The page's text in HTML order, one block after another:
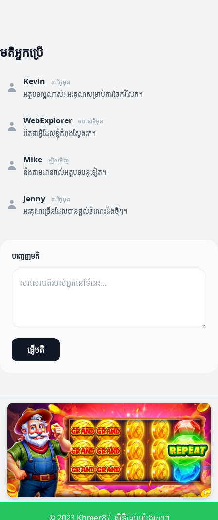
មតិអ្នកប្រើ
Kevin ៣ ថ្ងៃមុន
អត្ថបទល្អណាស់! អរគុណសម្រាប់ការចែករំលែក។
WebExplorer ១០ នាទីមុន
ពិតជាអ្វីដែលខ្ញុំកំពុងស្វែងរក។
Mike ម្សិលមិញ
នឹងតាមដានរាល់អត្ថបទបន្តទៀត។
Jenny ៣ ថ្ងៃមុន
អរគុណច្រើនដែលបានផ្តល់ចំណេះដឹងថ្មីៗ។
បញ្ចេញមតិ
ផ្ញើមតិ
© 2023 Khmer87. សិទ្ធិគ្រប់យ៉ាងរក្សា។